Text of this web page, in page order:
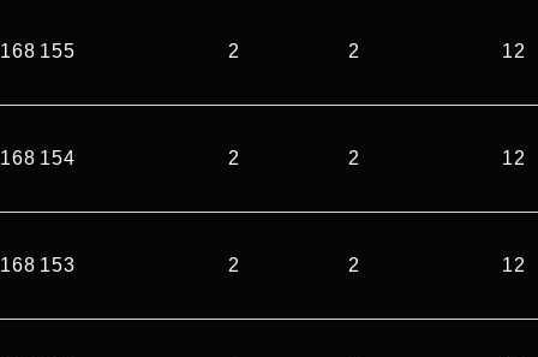
168 155 2 2 12
168 154 2 2 12
168 153 2 2 12